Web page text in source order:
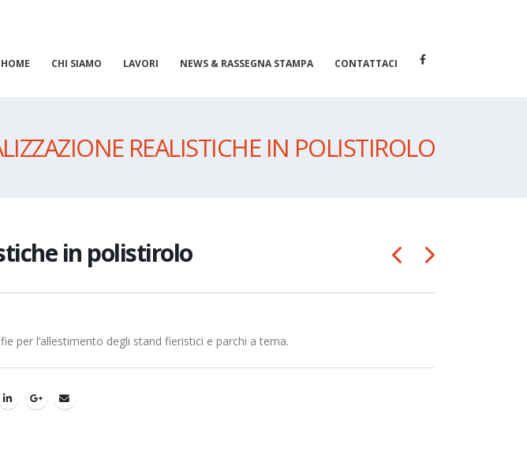
HOME CHI SIAMO LAVORI NEWS & RASSEGNA STAMPA CONTATTACI
REALISTICHE IN POLISTIROLO
in polistirolo
per l’allestimento degli stand fieristici e parchi a tema.